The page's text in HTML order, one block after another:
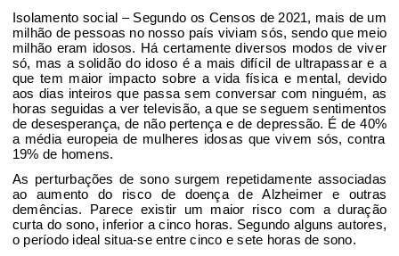
Isolamento social – Segundo os Censos de 2021, mais de um
milhão de pessoas no nosso país viviam sós, sendo que meio
milhão eram idosos. Há certamente diversos modos de viver
só, mas a solidão do idoso é a mais difícil de ultrapassar e a
que tem maior impacto sobre a vida física e mental , devido
aos dias inteiros que passa sem conversar com ninguém, as
horas seguidas a ver televisão, a que se seguem sentimentos
de desesperança, de não pertença e de depressão. É de 40%
a média europeia de mulheres idosas que vivem sós, contra
19% de homens.
As perturbações de sonosurgem repetidamente associadas
ao aumento do risco de doença de Alzheimer e outras
demências.
Parece existir um maior risco com a duração
curta do sono, inferior a cinco horas. Segundo alguns autores,
o período ideal situa-se entre cinco e sete horas de sono.